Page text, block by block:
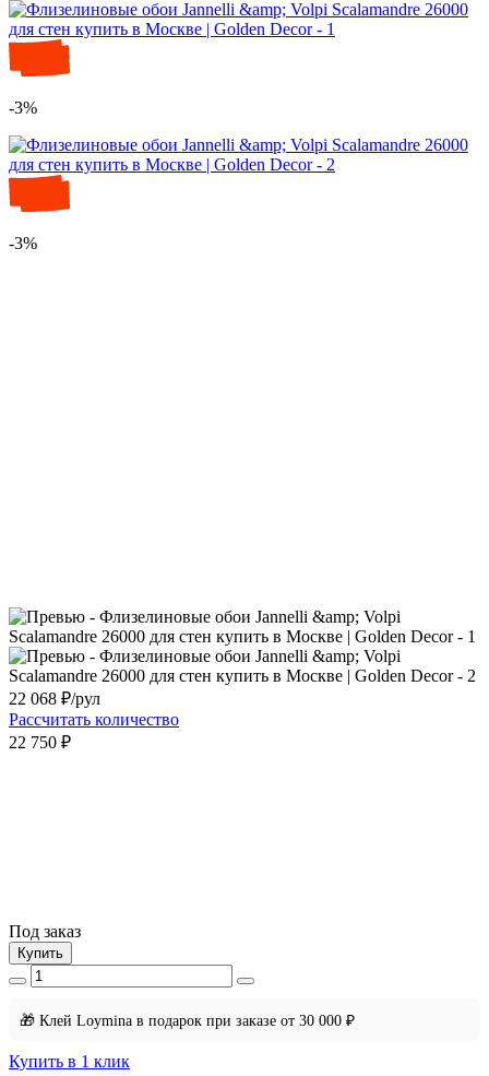
-3%
-3%
22 068 ₽/рул
Рассчитать количество
22 750 ₽
Под заказ
Купить
🎁 Клей Loymina в подарок при заказе от 30 000 ₽
Купить в 1 клик